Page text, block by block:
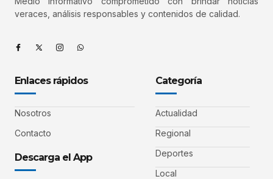
veraces, análisis responsables y contenidos de calidad.
Enlaces rápidos
Nosotros
Contacto
Descarga el App
Categoría
Actualidad
Regional
Deportes
Local